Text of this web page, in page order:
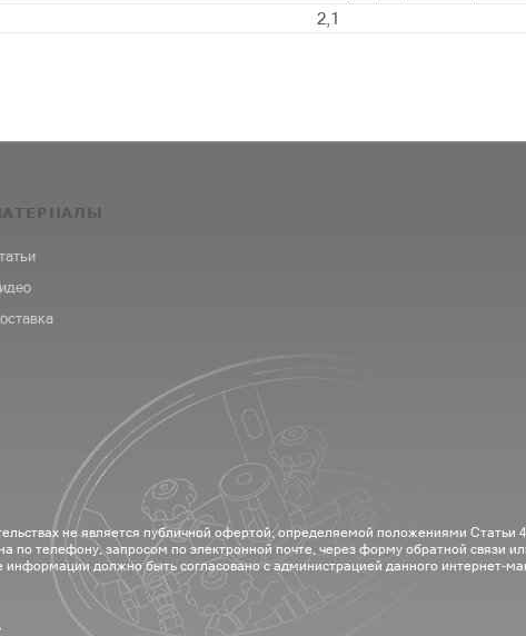
2,1
не является публичной офертой, определяемой положениями
по телефону, запросом по электронной почте, через форму обратной связи
должно быть согласовано с администрацией данного интернет-